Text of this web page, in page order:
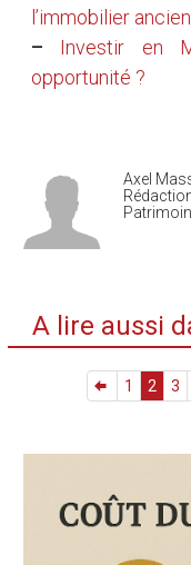
l’immobilier
–
Investir en
opportunité ?
Axel
A lire aussi
1 2 3